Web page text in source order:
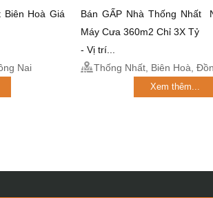
Biên Hoà Giá
Nai
Bán GẤP Nhà Thống Nhất
Máy Cưa 360m2 Chỉ 3X Tỷ
- Vị trí...
Thống Nhất, Biên Hoà,
Xem thêm...